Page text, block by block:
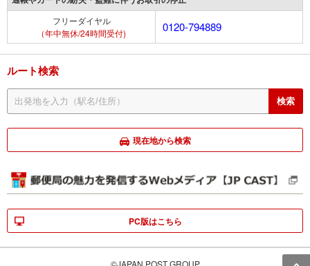
フリーダイヤル
（年中無休/24時間受付)
0120-794889
ルート検索
現在地から検索
PC版はこちら